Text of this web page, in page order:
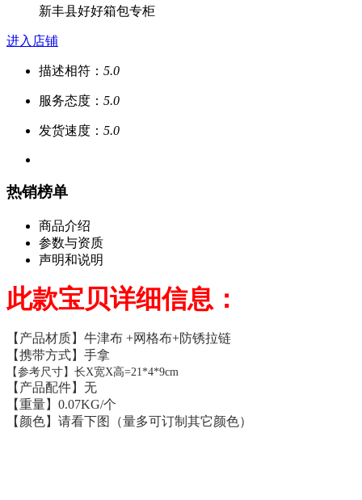
新丰县好好箱包专柜
进入店铺
描述相符： 5.0
服务态度： 5.0
发货速度： 5.0
热销榜单
商品介绍
参数与资质
声明和说明
此款宝贝详细信息：
【产品材质】牛津布 +网格布+防锈拉链
【携带方式】手拿
【参考尺寸】长X宽X高=21*4*9cm
【产品配件】无
【重量】0.07KG/个
【颜色】请看下图（量多可订制其它颜色）